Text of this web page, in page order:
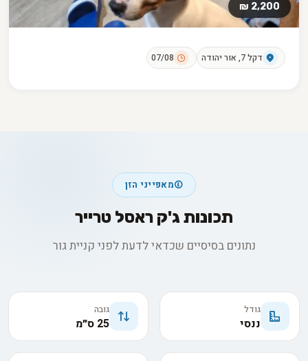
2,200 ₪
דקל 7, אור יהודה 07/08
מאפייני הזן
תכונות ג'ק ראסל טרייר
נתונים בסיסיים שכדאי לדעת לפני קניית גור
גודל
ננסי
גובה
25 ס״מ